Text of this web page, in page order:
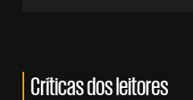
Críticas dos leitores